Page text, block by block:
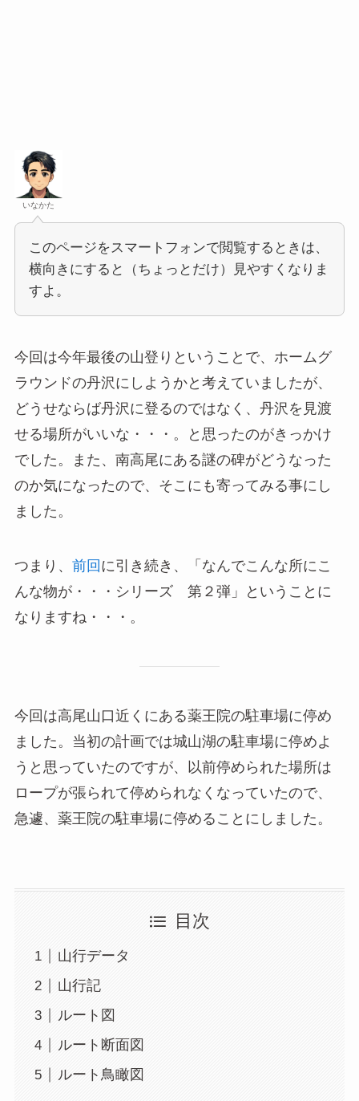
いなかた
このページをスマートフォンで閲覧するときは、
横向きにすると（ちょっとだけ）見やすくなりま
すよ。
今回は今年最後の山登りということで、ホームグ
ラウンドの丹沢にしようかと考えていましたが、
どうせならば丹沢に登るのではなく、丹沢を見渡
せる場所がいいな・・・。と思ったのがきっかけ
でした。また、南高尾にある謎の碑がどうなった
のか気になったので、そこにも寄ってみる事にし
ました。
つまり、 前回 に引き続き、「なんでこんな所にこ
んな物が・・・シリーズ 第２弾」ということに
なりますね・・・。
今回は高尾山口近くにある薬王院の駐車場に停め
ました。当初の計画では城山湖の駐車場に停めよ
うと思っていたのですが、以前停められた場所は
ロープが張られて停められなくなっていたので、
急遽、薬王院の駐車場に停めることにしました。
目次
山行データ
山行記
ルート図
ルート断面図
ルート鳥瞰図